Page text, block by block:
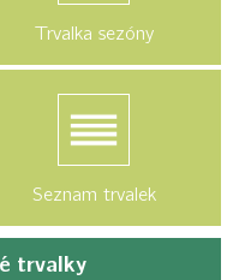
Trvalka sezóny
Seznam trvalek
trvalky